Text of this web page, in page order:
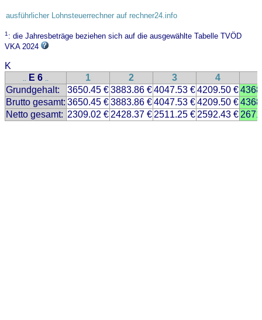
ausführlicher Lohnsteuerrechner auf rechner24.info
1: die Jahresbeträge beziehen sich auf die ausgewählte Tabelle TVÖD
VKA 2024
K
.. E 6 .. 1 2 3 4
Grundgehalt:
3650.45 €3883.86 €4047.53 €4209.50 €
Brutto gesamt: 3650.45 €3883.86 €4047.53 €4209.50 €
Netto gesamt: 2309.02 € 2428.37 € 2511.25 € 2592.43 €